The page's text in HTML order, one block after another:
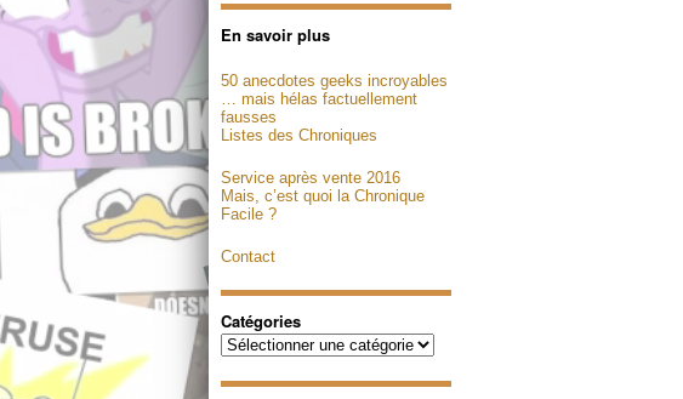
En savoir plus
50 anecdotes geeks incroyables
… mais hélas factuellement
fausses
Listes des Chroniques
Service après vente 2016
Mais, c’est quoi la Chronique
Facile ?
Contact
Catégories
Catégories